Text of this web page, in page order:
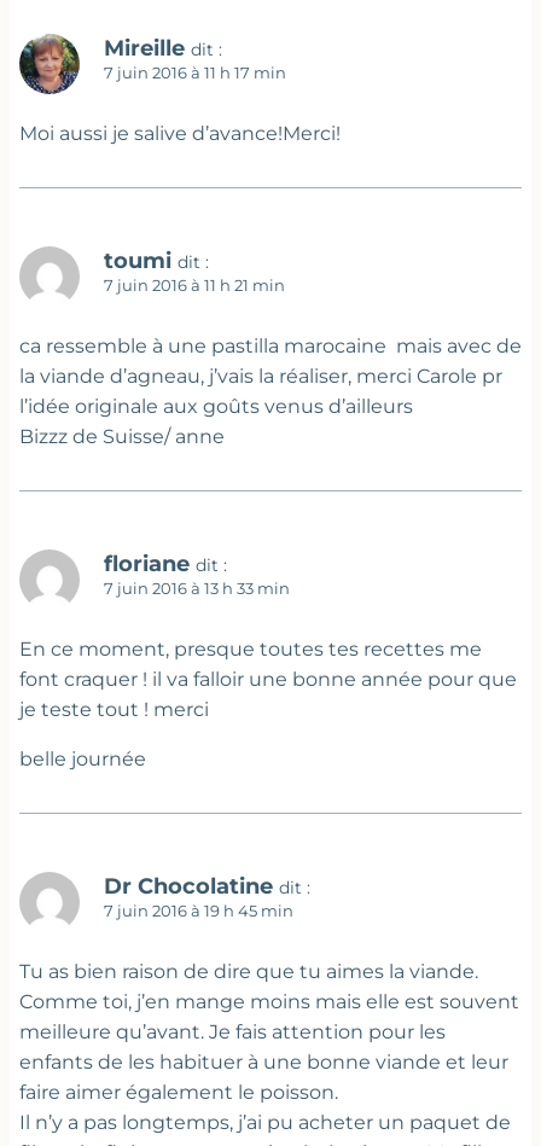
Mireille dit :
7 juin 2016 à 11 h 17 min
Moi aussi je salive d’avance!Merci!
toumi dit :
7 juin 2016 à 11 h 21 min
ca ressemble à une pastilla marocaine mais avec de
la viande d’agneau, j’vais la réaliser, merci Carole pr
l’idée originale aux goûts venus d’ailleurs
Bizzz de Suisse/ anne
floriane dit :
7 juin 2016 à 13 h 33 min
En ce moment, presque toutes tes recettes me
font craquer ! il va falloir une bonne année pour que
je teste tout ! merci
belle journée
Dr Chocolatine dit :
7 juin 2016 à 19 h 45 min
Tu as bien raison de dire que tu aimes la viande.
Comme toi, j’en mange moins mais elle est souvent
meilleure qu’avant. Je fais attention pour les
enfants de les habituer à une bonne viande et leur
faire aimer également le poisson.
Il n’y a pas longtemps, j’ai pu acheter un paquet de